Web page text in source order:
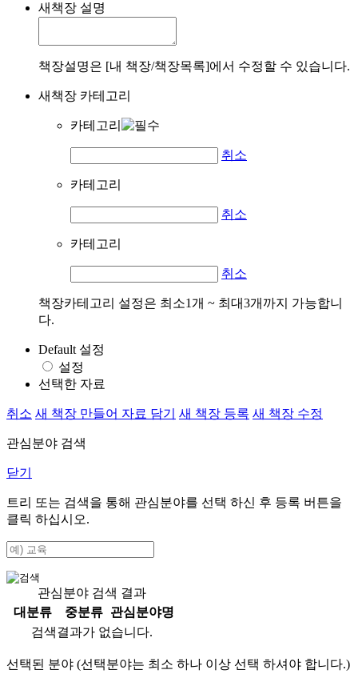
새책장 설명
책장설명은 [내 책장/책장목록]에서 수정할 수 있습니다.
새책장 카테고리
카테고리
취소
카테고리
취소
카테고리
취소
책장카테고리 설정은 최소1개 ~ 최대3개까지 가능합니
다.
Default 설정
설정
선택한 자료
취소 새 책장 만들어 자료 담기 새 책장 등록 새 책장 수정
관심분야 검색
닫기
트리 또는 검색을 통해 관심분야를 선택 하신 후 등록 버튼을
클릭 하십시오.
관심분야 검색 결과
대분류
중분류
관심분야명
검색결과가 없습니다.
선택된 분야 (선택분야는 최소 하나 이상 선택 하셔야 합니다.)